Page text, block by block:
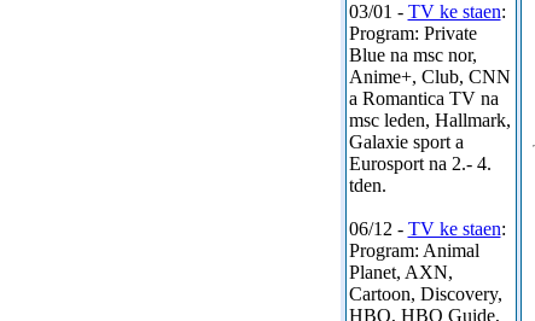
03/01 - TV ke staen:
Program: Private
Blue na msc nor,
Anime+, Club, CNN
a Romantica TV na
msc leden, Hallmark,
Galaxie sport a
Eurosport na 2.- 4.
tden.
06/12 - TV ke staen:
Program: Animal
Planet, AXN,
Cartoon, Discovery,
HBO, HBO Guide,